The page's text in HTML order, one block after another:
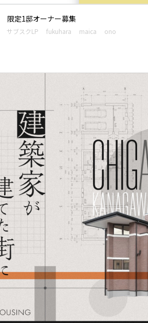
限定1邸オーナー募集
サブスクLP fukuhara maica ono